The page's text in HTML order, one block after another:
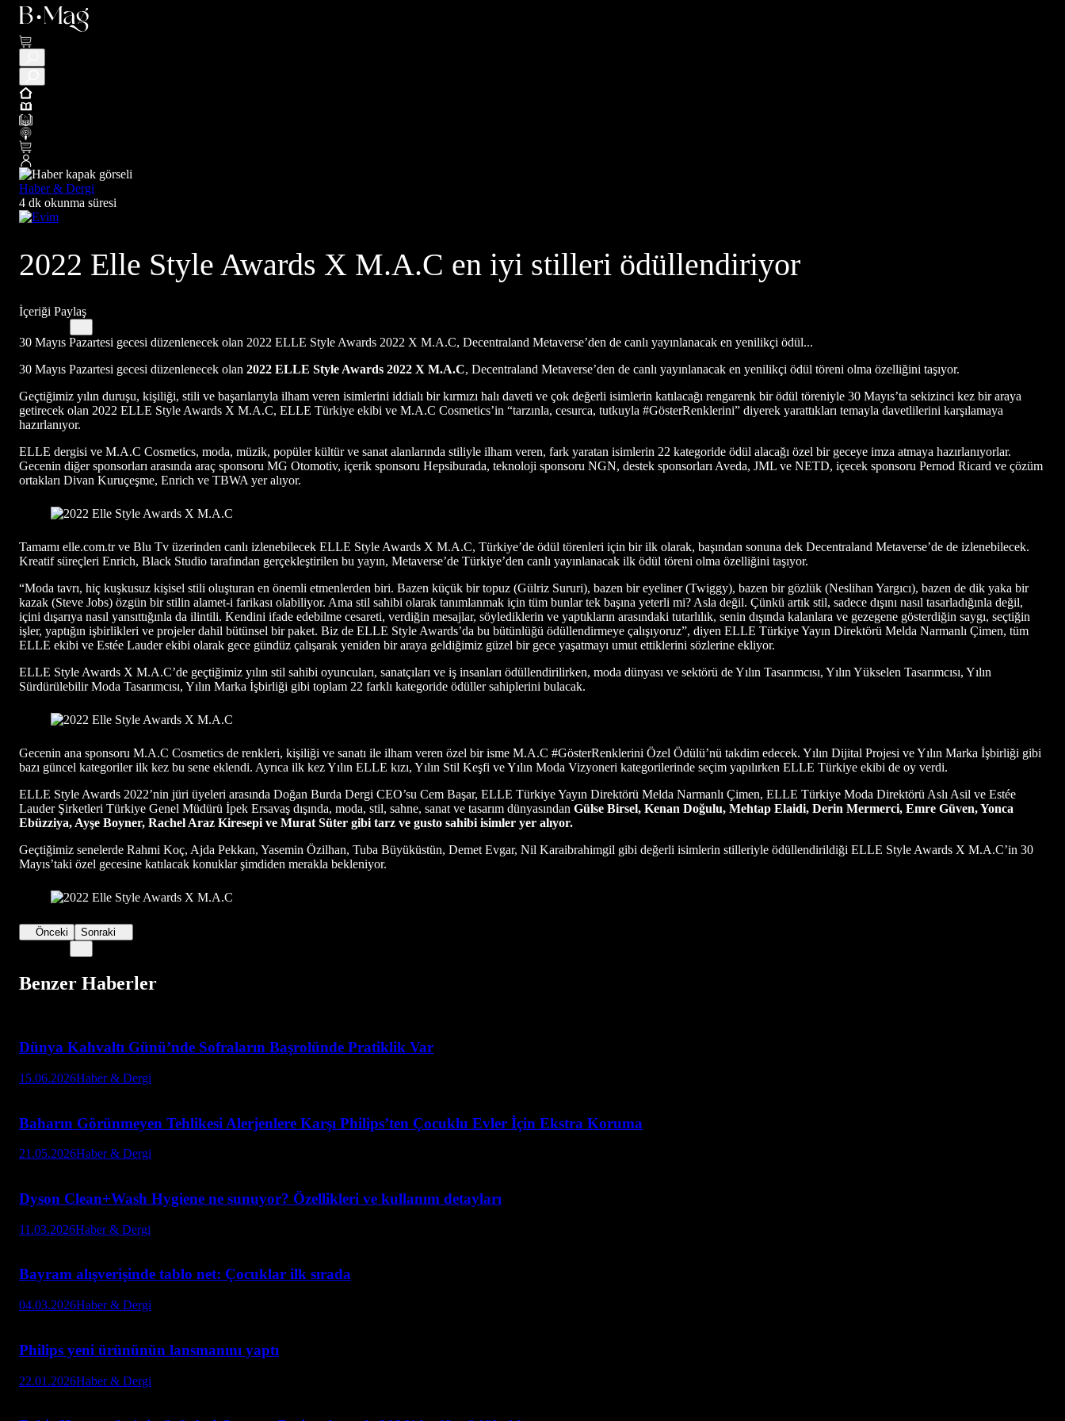
Haber & Dergi
4 dk okunma süresi
2022 Elle Style Awards X M.A.C en iyi stilleri ödüllendiriyor
İçeriği Paylaş
30 Mayıs Pazartesi gecesi düzenlenecek olan 2022 ELLE Style Awards 2022 X M.A.C, Decentraland Metaverse’den de canlı yayınlanacak en yenilikçi ödül...
30 Mayıs Pazartesi gecesi düzenlenecek olan 2022 ELLE Style Awards 2022 X M.A.C, Decentraland Metaverse’den de canlı yayınlanacak en yenilikçi ödül töreni olma özelliğini taşıyor.
Geçtiğimiz yılın duruşu, kişiliği, stili ve başarılarıyla ilham veren isimlerini iddialı bir kırmızı halı daveti ve çok değerli isimlerin katılacağı rengarenk bir ödül töreniyle 30 Mayıs’ta sekizinci kez bir araya
getirecek olan 2022 ELLE Style Awards X M.A.C, ELLE Türkiye ekibi ve M.A.C Cosmetics’in “tarzınla, cesurca, tutkuyla #GösterRenklerini” diyerek yarattıkları temayla davetlilerini karşılamaya
hazırlanıyor.
ELLE dergisi ve M.A.C Cosmetics, moda, müzik, popüler kültür ve sanat alanlarında stiliyle ilham veren, fark yaratan isimlerin 22 kategoride ödül alacağı özel bir geceye imza atmaya hazırlanıyorlar.
Gecenin diğer sponsorları arasında araç sponsoru MG Otomotiv, içerik sponsoru Hepsiburada, teknoloji sponsoru NGN, destek sponsorları Aveda, JML ve NETD, içecek sponsoru Pernod Ricard ve çözüm
ortakları Divan Kuruçeşme, Enrich ve TBWA yer alıyor.
Tamamı elle.com.tr ve Blu Tv üzerinden canlı izlenebilecek ELLE Style Awards X M.A.C, Türkiye’de ödül törenleri için bir ilk olarak, başından sonuna dek Decentraland Metaverse’de de izlenebilecek.
Kreatif süreçleri Enrich, Black Studio tarafından gerçekleştirilen bu yayın, Metaverse’de Türkiye’den canlı yayınlanacak ilk ödül töreni olma özelliğini taşıyor.
“Moda tavrı, hiç kuşkusuz kişisel stili oluşturan en önemli etmenlerden biri. Bazen küçük bir topuz (Gülriz Sururi), bazen bir eyeliner (Twiggy), bazen bir gözlük (Neslihan Yargıcı), bazen de dik yaka bir
kazak (Steve Jobs) özgün bir stilin alamet-i farikası olabiliyor. Ama stil sahibi olarak tanımlanmak için tüm bunlar tek başına yeterli mi? Asla değil. Çünkü artık stil, sadece dışını nasıl tasarladığınla değil,
içini dışarıya nasıl yansıttığınla da ilintili. Kendini ifade edebilme cesareti, verdiğin mesajlar, söylediklerin ve yaptıkların arasındaki tutarlılık, senin dışında kalanlara ve gezegene gösterdiğin saygı, seçtiğin
işler, yaptığın işbirlikleri ve projeler dahil bütünsel bir paket. Biz de ELLE Style Awards’da bu bütünlüğü ödüllendirmeye çalışıyoruz”, diyen ELLE Türkiye Yayın Direktörü Melda Narmanlı Çimen, tüm
ELLE ekibi ve Estée Lauder ekibi olarak gece gündüz çalışarak yeniden bir araya geldiğimiz güzel bir gece yaşatmayı umut ettiklerini sözlerine ekliyor.
ELLE Style Awards X M.A.C’de geçtiğimiz yılın stil sahibi oyuncuları, sanatçıları ve iş insanları ödüllendirilirken, moda dünyası ve sektörü de Yılın Tasarımcısı, Yılın Yükselen Tasarımcısı, Yılın
Sürdürülebilir Moda Tasarımcısı, Yılın Marka İşbirliği gibi toplam 22 farklı kategoride ödüller sahiplerini bulacak.
Gecenin ana sponsoru M.A.C Cosmetics de renkleri, kişiliği ve sanatı ile ilham veren özel bir isme M.A.C #GösterRenklerini Özel Ödülü’nü takdim edecek. Yılın Dijital Projesi ve Yılın Marka İşbirliği gibi
bazı güncel kategoriler ilk kez bu sene eklendi. Ayrıca ilk kez Yılın ELLE kızı, Yılın Stil Keşfi ve Yılın Moda Vizyoneri kategorilerinde seçim yapılırken ELLE Türkiye ekibi de oy verdi.
ELLE Style Awards 2022’nin jüri üyeleri arasında Doğan Burda Dergi CEO’su Cem Başar, ELLE Türkiye Yayın Direktörü Melda Narmanlı Çimen, ELLE Türkiye Moda Direktörü Aslı Asil ve Estée
Lauder Şirketleri Türkiye Genel Müdürü İpek Ersavaş dışında, moda, stil, sahne, sanat ve tasarım dünyasından Gülse Birsel, Kenan Doğulu, Mehtap Elaidi, Derin Mermerci, Emre Güven, Yonca
Ebüzziya, Ayşe Boyner, Rachel Araz Kiresepi ve Murat Süter gibi tarz ve gusto sahibi isimler yer alıyor.
Geçtiğimiz senelerde Rahmi Koç, Ajda Pekkan, Yasemin Özilhan, Tuba Büyüküstün, Demet Evgar, Nil Karaibrahimgil gibi değerli isimlerin stilleriyle ödüllendirildiği ELLE Style Awards X M.A.C’in 30
Mayıs’taki özel gecesine katılacak konuklar şimdiden merakla bekleniyor.
Önceki Sonraki
Benzer Haberler
Dünya Kahvaltı Günü’nde Sofraların Başrolünde Pratiklik Var
15.06.2026Haber & Dergi
Baharın Görünmeyen Tehlikesi Alerjenlere Karşı Philips’ten Çocuklu Evler İçin Ekstra Koruma
21.05.2026Haber & Dergi
Dyson Clean+Wash Hygiene ne sunuyor? Özellikleri ve kullanım detayları
11.03.2026Haber & Dergi
Bayram alışverişinde tablo net: Çocuklar ilk sırada
04.03.2026Haber & Dergi
Philips yeni ürününün lansmanını yaptı
22.01.2026Haber & Dergi